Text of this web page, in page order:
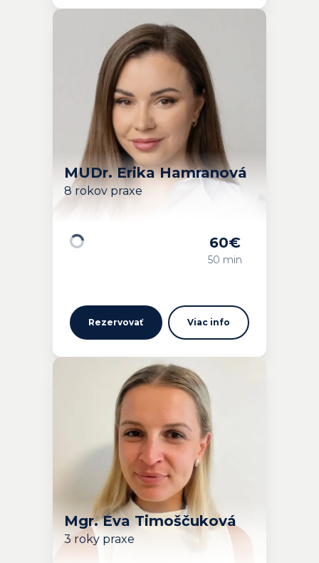
MUDr. Erika Hamranová
8 rokov praxe
60€
50 min
Rezervovať Viac info
Mgr. Eva Timoščuková
3 roky praxe